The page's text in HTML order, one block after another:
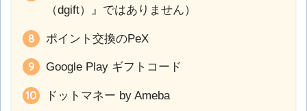
（dgift）』ではありません）
ポイント交換のPeX
Google Play ギフトコード
ドットマネー by Ameba